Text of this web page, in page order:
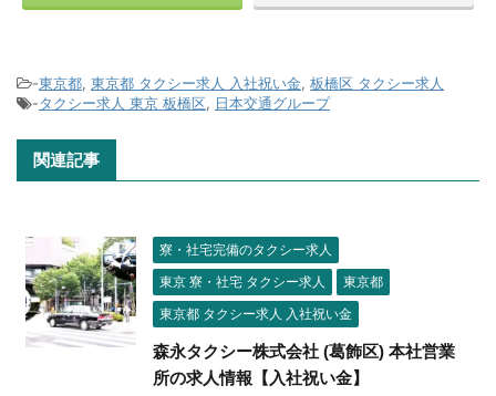
-東京都, 東京都 タクシー求人 入社祝い金, 板橋区 タクシー求人
-タクシー求人 東京 板橋区, 日本交通グループ
関連記事
寮・社宅完備のタクシー求人
東京 寮・社宅 タクシー求人
東京都
東京都 タクシー求人 入社祝い金
森永タクシー株式会社 (葛飾区) 本社営業
所の求人情報【入社祝い金】